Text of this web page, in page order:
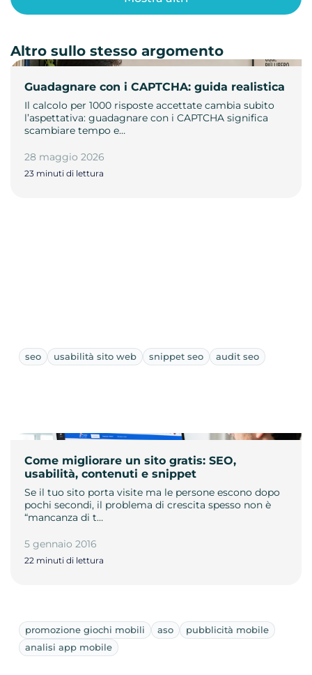
Guadagnare con i CAPTCHA: guida realistica
Il calcolo per 1000 risposte accettate cambia subito
l’aspettativa: guadagnare con i CAPTCHA significa
scambiare tempo e…
28 maggio 2026
23 minuti di lettura
Altro sullo stesso argomento
seo usabilità sito web snippet seo audit seo
Come migliorare un sito gratis: SEO,
usabilità, contenuti e snippet
Se il tuo sito porta visite ma le persone escono dopo
pochi secondi, il problema di crescita spesso non è
“mancanza di t…
5 gennaio 2016
22 minuti di lettura
promozione giochi mobili aso
pubblicità mobile
analisi app mobile